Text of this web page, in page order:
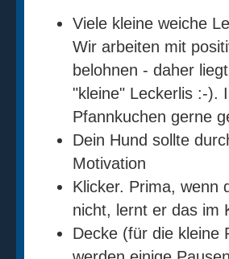
Viele kleine weiche
Wir arbeiten mit
belohnen - daher
"kleine" Leckerlis :-).
Pfannkuchen gerne
Dein Hund sollte
Motivation
Klicker. Prima, wenn
nicht, lernt er das im
Decke (für die kleine